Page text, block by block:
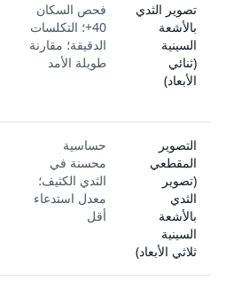
تصوير الثدي
بالأشعة
السينية
(ثنائي
الأبعاد)
فحص السكان
40+؛ التكلسات
الدقيقة؛ مقارنة
طويلة الأمد
التصوير
المقطعي
(تصوير
الثدي
بالأشعة
السينية
ثلاثي الأبعاد)
حساسية
محسنة في
الثدي الكثيف؛
معدل استدعاء
أقل